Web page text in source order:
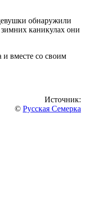
обнаружили
зимних каникулах они
и вместе со своим
Источник:
© Русская Семерка